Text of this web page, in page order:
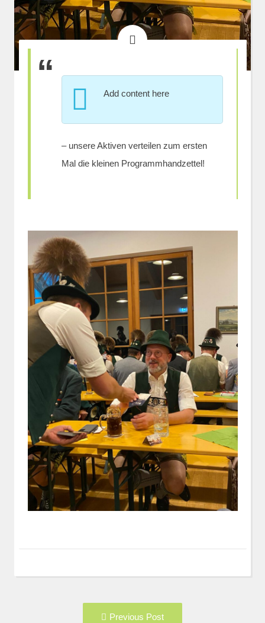
Add content here
– unsere Aktiven verteilen zum ersten
Mal die kleinen Programmhandzettel!
Previous Post